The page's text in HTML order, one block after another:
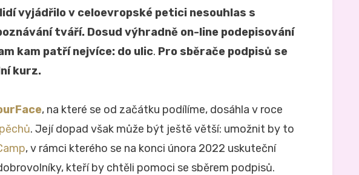
vyjádřilo v celoevropské petici nesouhlas s
tváří. Dosud výhradně on-line podepisování
kam patří nejvíce: do ulic. Pro sběrače podpisů se
kurz.
, na které se od začátku podílíme, dosáhla v roce
. Její dopad však může být ještě větší: umožnit by to
, v rámci kterého se na konci února 2022 uskuteční
kteří by chtěli pomoci se sběrem podpisů.